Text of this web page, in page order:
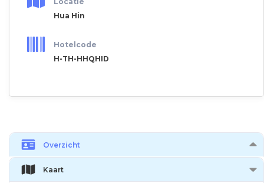
Hua Hin
Hotelcode
H-TH-HHQHID
Overzicht
Kaart